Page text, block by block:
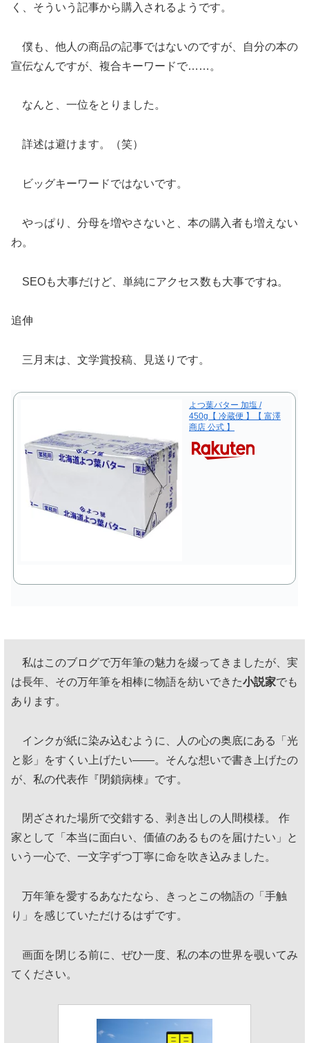
く、そういう記事から購入されるようです。
僕も、他人の商品の記事ではないのですが、自分の本の
宣伝なんですが、複合キーワードで……。
なんと、一位をとりました。
詳述は避けます。（笑）
ビッグキーワードではないです。
やっぱり、分母を増やさないと、本の購入者も増えない
わ。
SEOも大事だけど、単純にアクセス数も大事ですね。
追伸
三月末は、文学賞投稿、見送りです。
よつ葉バター 加塩 /
450g【 冷蔵便 】【 富澤
商店 公式 】
私はこのブログで万年筆の魅力を綴ってきましたが、実
は長年、その万年筆を相棒に物語を紡いできた小説家でも
あります。
インクが紙に染み込むように、人の心の奥底にある「光
と影」をすくい上げたい——。そんな想いで書き上げたの
が、私の代表作『閉鎖病棟』です。
閉ざされた場所で交錯する、剥き出しの人間模様。 作
家として「本当に面白い、価値のあるものを届けたい」と
いう一心で、一文字ずつ丁寧に命を吹き込みました。
万年筆を愛するあなたなら、きっとこの物語の「手触
り」を感じていただけるはずです。
画面を閉じる前に、ぜひ一度、私の本の世界を覗いてみ
てください。